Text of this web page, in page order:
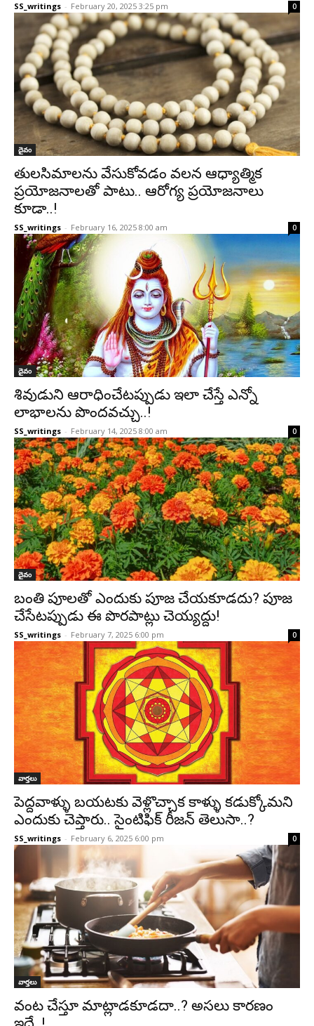
SS_writings - February 20, 2025 3:25 pm 0
దైవం
తులసిమాలను వేసుకోవడం వలన ఆధ్యాత్మిక
ప్రయోజనాలతో పాటు.. ఆరోగ్య ప్రయోజనాలు
కూడా..!
SS_writings - February 16, 2025 8:00 am 0
దైవం
శివుడుని ఆరాధించేటప్పుడు ఇలా చేస్తే ఎన్నో
లాభాలను పొందవచ్చు..!
SS_writings - February 14, 2025 8:00 am 0
దైవం
బంతి పూలతో ఎందుకు పూజ చేయకూడదు? పూజ
చేసేటప్పుడు ఈ పొరపాట్లు చెయ్యద్దు!
SS_writings - February 7, 2025 6:00 pm 0
వార్తలు
పెద్దవాళ్ళు బయటకు వెళ్లొచ్చాక కాళ్ళు కడుక్కోమని
ఎందుకు చెప్తారు.. సైంటిఫిక్ రీజన్ తెలుసా..?
SS_writings - February 6, 2025 6:00 pm 0
వార్తలు
వంట చేస్తూ మాట్లాడకూడదా..? అసలు కారణం